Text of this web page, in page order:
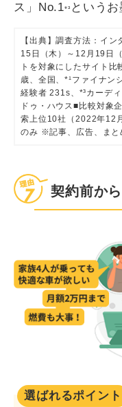
ス」No.1*³ という
【出典】調査方法：イ
15日（木）～12月19日
トを対象にしたサイト
歳、全国、*¹ファイナン
経験者 231s、*³カーデ
ドゥ・ハウス■比較対象
索上位10社（2022年12
のみ ※記事、広告、まと
契約前か
選ばれるポイント